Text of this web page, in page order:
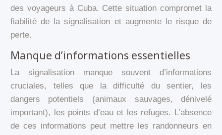
des voyageurs à Cuba. Cette situation compromet la
fiabilité de la signalisation et augmente le risque de
perte.
Manque d’informations essentielles
La signalisation manque souvent d’informations
cruciales, telles que la difficulté du sentier, les
dangers potentiels (animaux sauvages, dénivelé
important), les points d’eau et les refuges. L’absence
de ces informations peut mettre les randonneurs en